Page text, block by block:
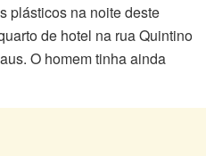
plásticos na noite deste
de hotel na rua Quintino
O homem tinha ainda